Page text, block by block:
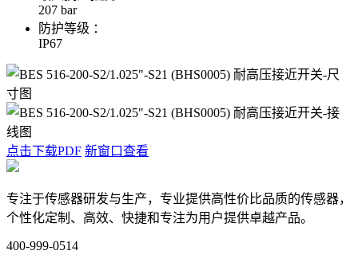
207 bar
防护等级 ：
IP67
点击下载PDF 新窗口查看
专注于传感器研发与生产，专业提供高性价比品质的传感器，
个性化定制、高效、快捷和专注为用户提供卓越产品。
400-999-0514